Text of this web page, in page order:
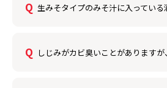
生みそタイプのみそ汁に入っている
しじみがカビ臭いことがあります